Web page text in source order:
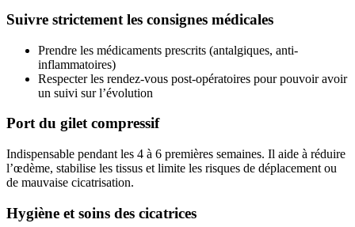
Suivre strictement les consignes médicales
Prendre les médicaments prescrits (antalgiques, anti-
inflammatoires)
Respecter les rendez-vous post-opératoires pour pouvoir avoir
un suivi sur l’évolution
Port du gilet compressif
Indispensable pendant les 4 à 6 premières semaines. Il aide à réduire
l’œdème, stabilise les tissus et limite les risques de déplacement ou
de mauvaise cicatrisation.
Hygiène et soins des cicatrices